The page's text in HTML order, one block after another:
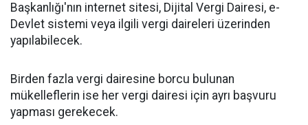
Başkanlığı'nın internet sitesi, Dijital Vergi Dairesi, e-
Devlet sistemi veya ilgili vergi daireleri üzerinden
yapılabilecek.
Birden fazla vergi dairesine borcu bulunan
mükelleflerin ise her vergi dairesi için ayrı başvuru
yapması gerekecek.